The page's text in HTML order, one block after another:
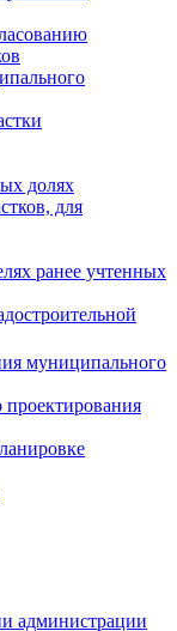
долях
для
ранее учтенных
муниципального
проектирования
администрации